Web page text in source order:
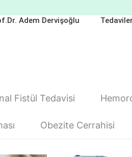
Adem Dervişoğlu Tedaviler
Fistül Tedavisi
Obezite Cerrahisi